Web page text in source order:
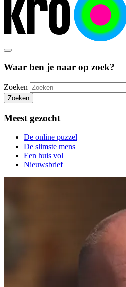
Waar ben je naar op zoek?
Zoeken
Zoeken
Meest gezocht
De online puzzel
De slimste mens
Een huis vol
Nieuwsbrief